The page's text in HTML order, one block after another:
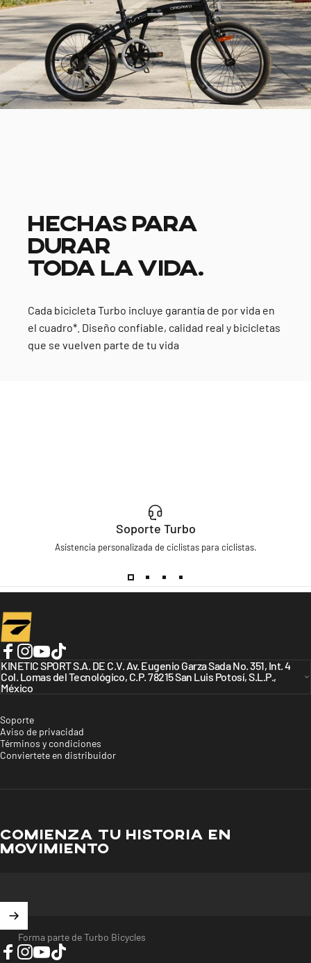
HECHAS PARA
DURAR
TODA LA VIDA.
Cada bicicleta Turbo incluye garantía de por vida en
el cuadro*. Diseño confiable, calidad real y bicicletas
que se vuelven parte de tu vida
Soporte Turbo
Asistencia personalizada de ciclistas para ciclistas.
Turbo Bicycles
Facebook
Instagram
YouTube
TikTok
Soporte
Aviso de privacidad
Términos y condiciones
Conviertete en distribuidor
KINETIC SPORT S.A. DE C.V. Av. Eugenio Garza Sada No. 351, Int. 4
Col. Lomas del Tecnológico, C.P. 78215 San Luis Potosí, S.L.P.,
México
COMIENZA TU HISTORIA EN
MOVIMIENTO
Forma parte de Turbo Bicycles